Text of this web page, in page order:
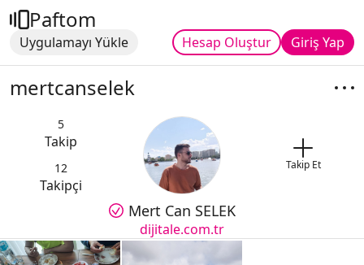
Paftom
Uygulamayı Yükle Hesap Oluştur Giriş Yap
mertcanselek
5
Takip
12
Takipçi
Takip Et
Mert Can SELEK
dijitale.com.tr